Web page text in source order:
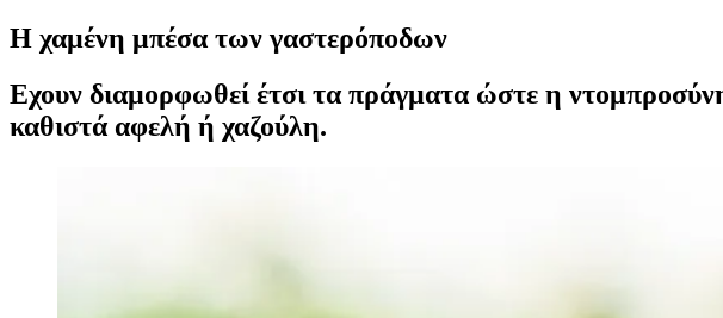
Η χαμένη μπέσα των γαστερόποδων
Εχουν διαμορφωθεί έτσι τα πράγματα ώστε η
καθιστά αφελή ή χαζούλη.